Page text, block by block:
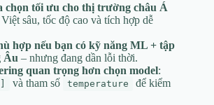
chọn tối ưu cho thị trường châu Á
sâu, tốc độ cao và tích hợp dễ
hợp nếu bạn có kỹ năng ML + tập
Âu – nhưng đang dần lỗi thời.
quan trọng hơn chọn model:
và tham số temperature
để kiểm